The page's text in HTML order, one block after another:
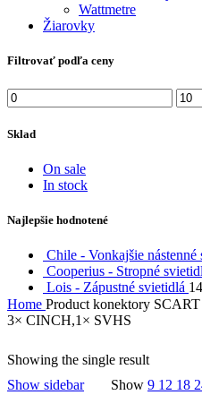
Wattmetre
Žiarovky
Filtrovať podľa ceny
Min
price
Max
price
Sklad
On sale
In stock
Najlepšie hodnotené
Chile - Vonkajšie nástenné
Cooperius - Stropné
Lois - Zápustné svietidlá
Home Product konektory
3× CINCH,1× SVHS
Showing the single result
Show sidebar
Show 9 12 18